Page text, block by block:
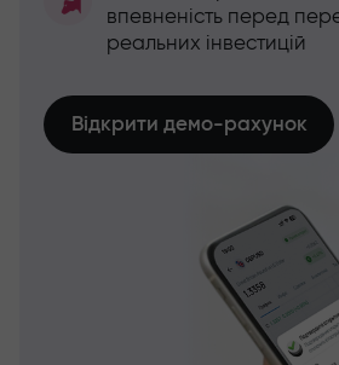
впевненість перед
реальних інвестицій
Відкрити демо-рахунок